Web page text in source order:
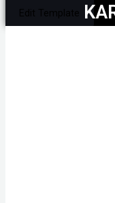
Edit Template